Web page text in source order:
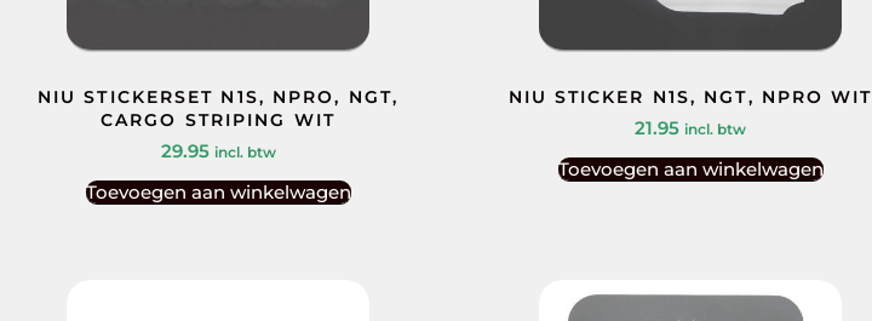
NIU STICKERSET N1S, NPRO, NGT,
CARGO STRIPING WIT
29.95 incl. btw
Toevoegen aan winkelwagen
NIU STICKER N1S, NGT, NPRO WIT
21.95 incl. btw
Toevoegen aan winkelwagen